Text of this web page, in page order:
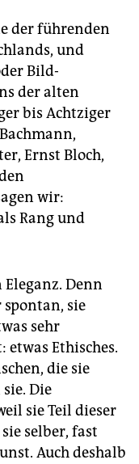
der führenden
und
Bild-
der alten
bis Achtziger
Ernst Bloch,
wir:
Rang und
Denn
sie
sehr
etwas Ethisches.
die sie
Die
sie Teil dieser
selber, fast
Auch deshalb